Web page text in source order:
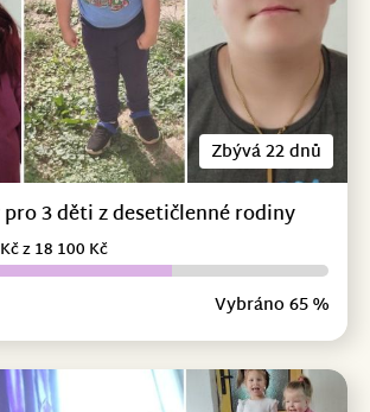
Zbývá 22 dnů
3 děti z desetičlenné rodiny
Vybráno 65 %
z 18 100 Kč